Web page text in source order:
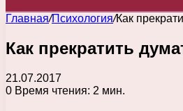
Главная/Психология/Как
Как прекратить
21.07.2017
0 Время чтения: 2 мин.